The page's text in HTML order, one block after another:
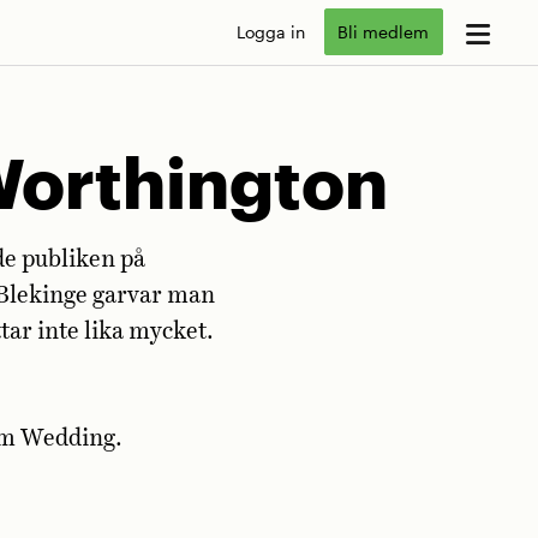
Logga in Bli medlem
publiken på
garvar man
inte lika mycket.
Wedding.